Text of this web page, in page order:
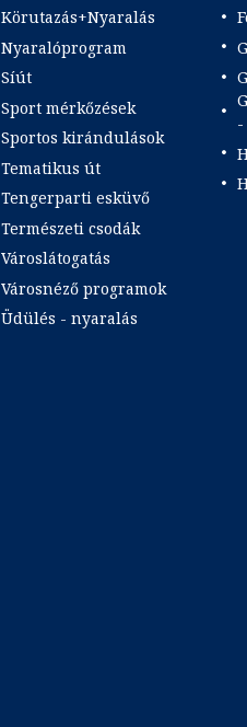
Körutazás+Nyaralás
Nyaralóprogram
Síút
Sport mérkőzések
Sportos kirándulások
Tematikus út
Tengerparti esküvő
Természeti csodák
Városlátogatás
Városnéző programok
Üdülés - nyaralás